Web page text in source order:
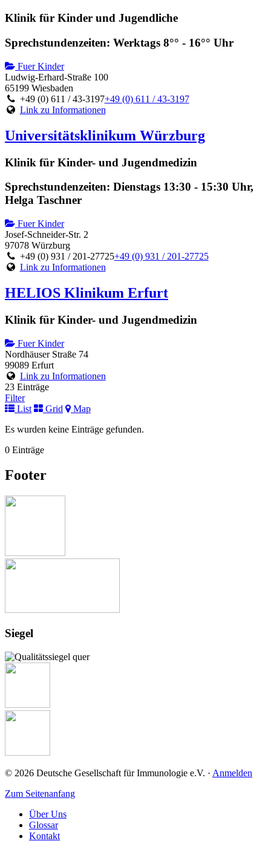
Klinik für Kinder und Jugendliche
Sprechstundenzeiten: Werktags 8°° - 16°° Uhr
Fuer Kinder
Ludwig-Erhard-Straße 100
65199 Wiesbaden
+49 (0) 611 / 43-3197+49 (0) 611 / 43-3197
Link zu Informationen
Universitätsklinikum Würzburg
Klinik für Kinder- und Jugendmedizin
Sprechstundenzeiten: Dienstags 13:30 - 15:30 Uhr,
Helga Taschner
Fuer Kinder
Josef-Schneider-Str. 2
97078 Würzburg
+49 (0) 931 / 201-27725+49 (0) 931 / 201-27725
Link zu Informationen
HELIOS Klinikum Erfurt
Klinik für Kinder- und Jugendmedizin
Fuer Kinder
Nordhäuser Straße 74
99089 Erfurt
Link zu Informationen
23 Einträge
Filter
List
Grid
Map
Es wurden keine Einträge gefunden.
0 Einträge
Footer
Siegel
© 2026 Deutsche Gesellschaft für Immunologie e.V. · Anmelden
Zum Seitenanfang
Über Uns
Glossar
Kontakt